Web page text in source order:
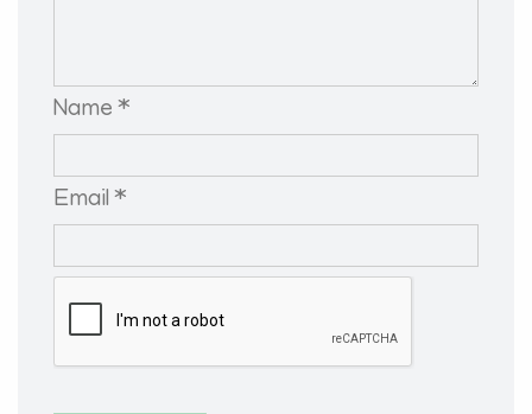
Name *
Email *